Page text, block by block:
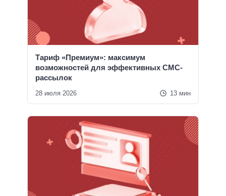
Тариф «Премиум»: максимум
возможностей для эффективных СМС-
рассылок
28 июля 2026 13 мин